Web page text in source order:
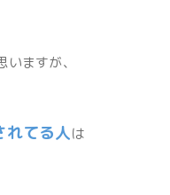
ますが、
れてる人は